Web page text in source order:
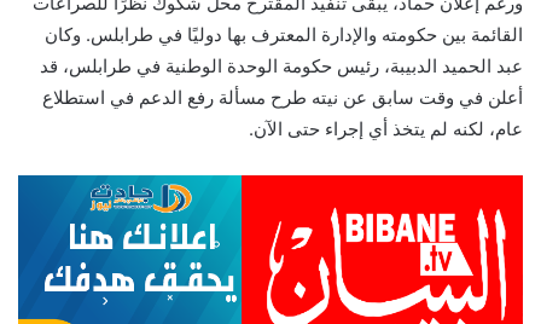
القائمة بين حكومته والإدارة المعترف بها دوليًا في طرابلس. وكان
عبد الحميد الدبيبة، رئيس حكومة الوحدة الوطنية في طرابلس، قد
أعلن في وقت سابق عن نيته طرح مسألة رفع الدعم في استطلاع
عام، لكنه لم يتخذ أي إجراء حتى الآن.